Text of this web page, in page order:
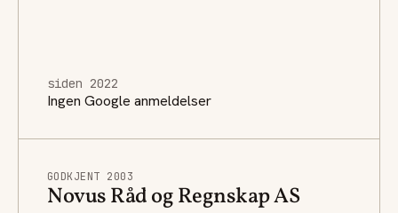
siden 2022
Ingen Google anmeldelser
GODKJENT 2003
Novus Råd og Regnskap AS